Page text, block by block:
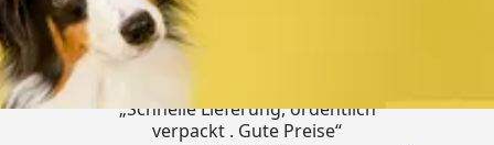
„Schnelle Lieferung, ordentlich
verpackt . Gute Preise“